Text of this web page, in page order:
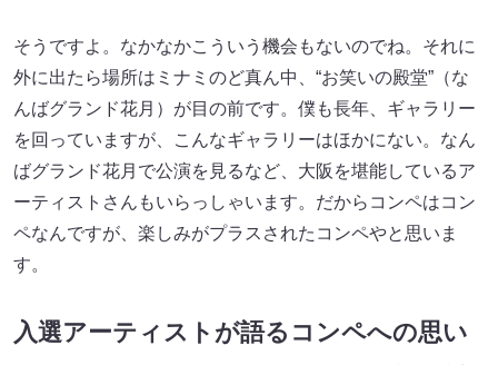
そうですよ。なかなかこういう機会もないのでね。それに
外に出たら場所はミナミのど真ん中、“お笑いの殿堂”（な
んばグランド花月）が目の前です。僕も長年、ギャラリー
を回っていますが、こんなギャラリーはほかにない。なん
ばグランド花月で公演を見るなど、大阪を堪能しているア
ーティストさんもいらっしゃいます。だからコンペはコン
ペなんですが、楽しみがプラスされたコンペやと思いま
す。
入選アーティストが語るコンペへの思い